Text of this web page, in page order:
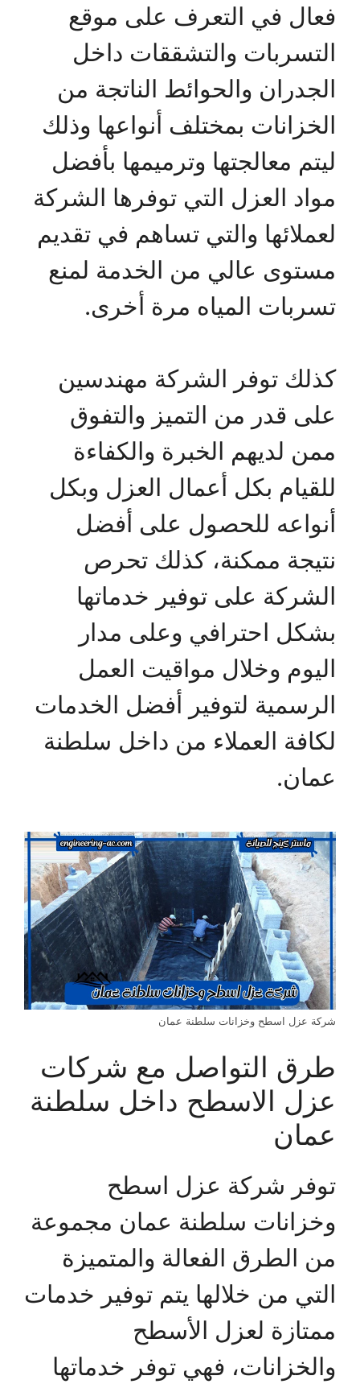
فعال في التعرف على موقع
التسربات والتشققات داخل
الجدران والحوائط الناتجة من
الخزانات بمختلف أنواعها وذلك
ليتم معالجتها وترميمها بأفضل
مواد العزل التي توفرها الشركة
لعملائها والتي تساهم في تقديم
مستوى عالي من الخدمة لمنع
تسربات المياه مرة أخرى.
كذلك توفر الشركة مهندسين
على قدر من التميز والتفوق
ممن لديهم الخبرة والكفاءة
للقيام بكل أعمال العزل وبكل
أنواعه للحصول على أفضل
نتيجة ممكنة، كذلك تحرص
الشركة على توفير خدماتها
بشكل احترافي وعلى مدار
اليوم وخلال مواقيت العمل
الرسمية لتوفير أفضل الخدمات
لكافة العملاء من داخل سلطنة
عمان.
شركة عزل اسطح وخزانات سلطنة عمان
طرق التواصل مع شركات
عزل الاسطح داخل سلطنة
عمان
توفر شركة عزل اسطح
وخزانات سلطنة عمان مجموعة
من الطرق الفعالة والمتميزة
التي من خلالها يتم توفير خدمات
ممتازة لعزل الأسطح
والخزانات، فهي توفر خدماتها